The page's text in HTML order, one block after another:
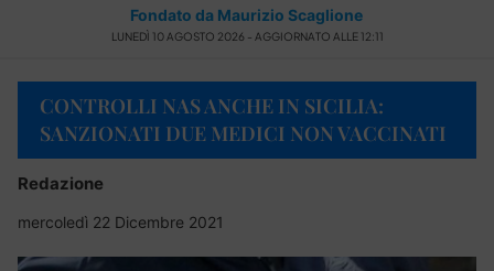
Fondato da Maurizio Scaglione
LUNEDÌ 10 AGOSTO 2026 - AGGIORNATO ALLE 12:11
CONTROLLI NAS ANCHE IN SICILIA:
SANZIONATI DUE MEDICI NON VACCINATI
Redazione
mercoledì 22 Dicembre 2021